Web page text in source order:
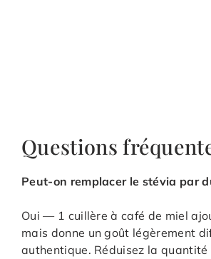
Questions
Peut-on remplacer le stévia par
Oui — 1 cuillère à café de miel
mais donne un goût légèrement
authentique. Réduisez la